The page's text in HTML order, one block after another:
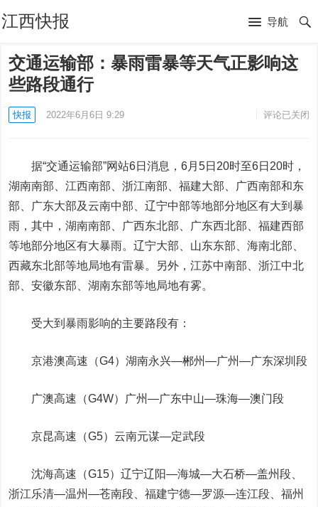
江西快报 导航
交通运输部：暴雨雷暴等天气正影响这
些路段通行
快报 2022年6月6日 9:29 评论已关闭
据“交通运输部”网站6日消息，6月5日20时至6日20时，
湖南南部、江西南部、浙江南部、福建大部、广西南部和东
部、广东大部及云南中部、辽宁中部等地部分地区有大到暴
雨，其中，湖南南部、广西东北部、广东西北部、福建西部
等地部分地区有大暴雨。辽宁大部、山东东部、海南北部、
西藏东北部等地局地有雷暴。另外，江苏中南部、浙江中北
部、安徽东部、湖南东部等地局地有雾。
受大到暴雨影响的主要路段有：
京港澳高速（G4）湖南永兴—郴州—广州—广东深圳段
广澳高速（G4W）广州—广东中山—珠海—澳门段
京昆高速（G5）云南元谋—定武段
沈海高速（G15）辽宁辽阳—海城—大石桥—盖州段、
浙江乐清—温州—苍南段、福建宁德—罗源—连江段、福州